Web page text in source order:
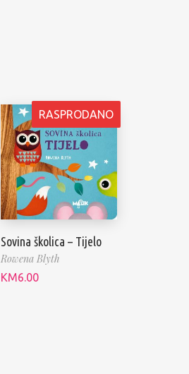
RASPRODANO
Sovina školica – Tijelo
Rowena Blyth
KM6.00